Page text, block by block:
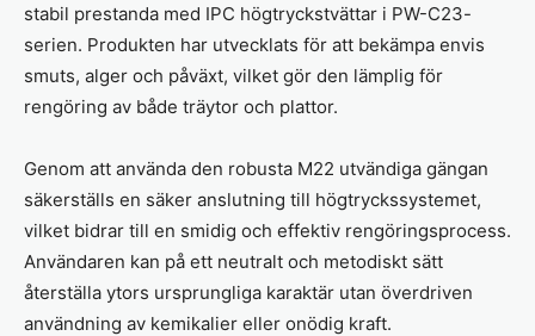
stabil prestanda med IPC högtryckstvättar i PW-C23-
serien. Produkten har utvecklats för att bekämpa envis
smuts, alger och påväxt, vilket gör den lämplig för
rengöring av både träytor och plattor.
Genom att använda den robusta M22 utvändiga gängan
säkerställs en säker anslutning till högtryckssystemet,
vilket bidrar till en smidig och effektiv rengöringsprocess.
Användaren kan på ett neutralt och metodiskt sätt
återställa ytors ursprungliga karaktär utan överdriven
användning av kemikalier eller onödig kraft.